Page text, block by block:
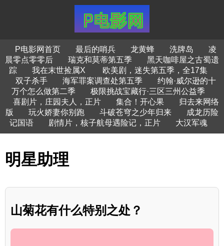
P电影网首页 最后的哨兵 龙黄蜂 洗牌岛
凌
晨零点零零后
瑞克和莫蒂第五季
黑天咖啡屋之古蜀遗
踪
我在末世捡属X
欧美剧，迷失第五季，全17集
双子杀手
海军罪案调查处第五季
约翰·威尔逊的十
万个怎么做第二季
极限挑战宝藏行·三区三州公益季
喜剧片，庄园夫人，正片
集合！开心果
归去来网络
版
玩火娇妻你别跑 斗破苍穹之少年归来
成龙历险
记国语
剧情片，核子航母遇险记，正片 大汉军魂
明星助理
山菊花有什么特别之处？